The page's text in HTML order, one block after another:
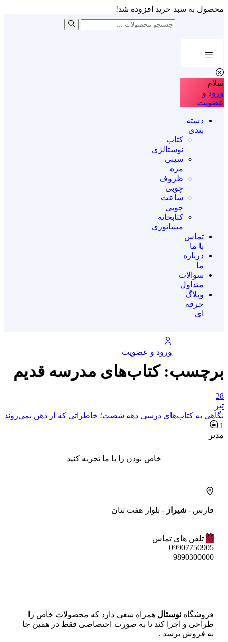
محصول به سبد خرید افزوده شد!
سلام
ورود و
عضویت
دسته
بندی
کتاب
نوستالژی
سینی
مزه
ظروف
چوبی
ساعت
چوبی
کتابخانه
مینیاتوری
تماس
با ما
درباره
ما
سوالات
متداول
وبلاگ
حرفه
ای
ورود و عضویت
برچسب:کتاب‌های مدرسه قدیم
28
تیر
نگاهی به کتاب‌های درسی دهه شصت؛ خاطراتی که از ذهن نمی‌روند
1
مدیر
خاص بودن را با ما تجربه کنید
فارس - شیراز - بلوار هفت تنان
تلفن های تماس
09907750905
9890300000
فروشگاه نوستال همراه سعی دارد که محصولات خاص را
طراحی و اجرا کند تا به صورت اختصاصی فقط در همین جا
به فروش برسد .